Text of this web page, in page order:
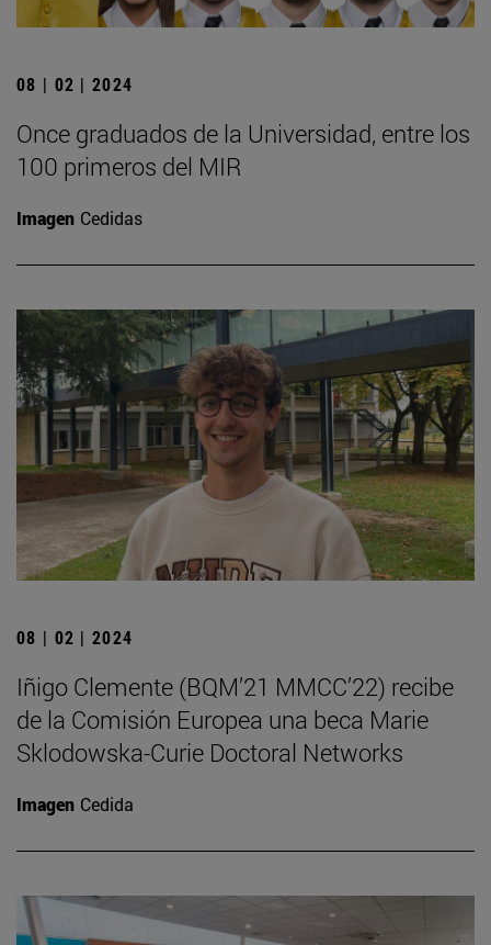
08 | 02 | 2024
Once graduados de la Universidad, entre los
100 primeros del MIR
Imagen Cedidas
08 | 02 | 2024
Iñigo Clemente (BQM’21 MMCC’22) recibe
de la Comisión Europea una beca Marie
Sklodowska-Curie Doctoral Networks
Imagen Cedida